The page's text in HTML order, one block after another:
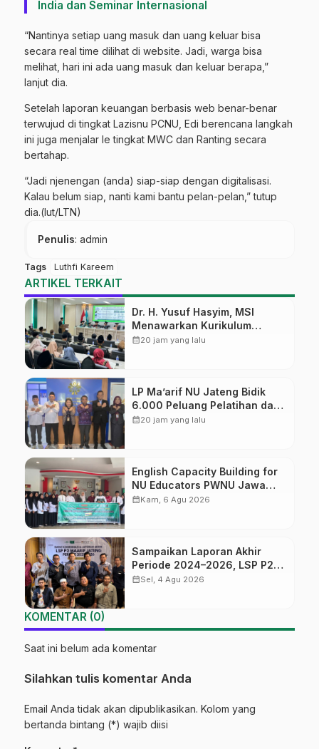
India dan Seminar Internasional
“Nantinya setiap uang masuk dan uang keluar bisa
secara real time dilihat di website. Jadi, warga bisa
melihat, hari ini ada uang masuk dan keluar berapa,”
lanjut dia.
Setelah laporan keuangan berbasis web benar-benar
terwujud di tingkat Lazisnu PCNU, Edi berencana langkah
ini juga menjalar le tingkat MWC dan Ranting secara
bertahap.
“Jadi njenengan (anda) siap-siap dengan digitalisasi.
Kalau belum siap, nanti kami bantu pelan-pelan,” tutup
dia.(lut/LTN)
Penulis: admin
Tags Luthfi Kareem
ARTIKEL TERKAIT
Dr. H. Yusuf Hasyim, MSI
Menawarkan Kurikulum
Diversifikasi, Harapan Baru
calendar_month20 jam yang lalu
LP Ma’arif NU Jateng Bidik
6.000 Peluang Pelatihan dan
Sertifikasi bagi Lulusan SMK
calendar_month20 jam yang lalu
English Capacity Building for
NU Educators PWNU Jawa
Tengah Batch#4; Membuka
calendar_monthKam, 6 Agu 2026
Sampaikan Laporan Akhir
Periode 2024–2026, LSP P2
Ma’arif NU Jateng Mantapkan
calendar_monthSel, 4 Agu 2026
KOMENTAR (0)
Saat ini belum ada komentar
Silahkan tulis komentar Anda
Email Anda tidak akan dipublikasikan. Kolom yang
bertanda bintang (*) wajib diisi